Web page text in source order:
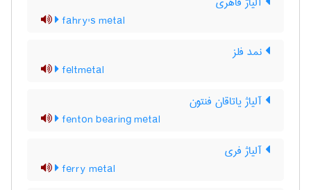
fahry's metal
نمد فلز
feltmetal
آلیاژ یاتاقان فنتون
fenton bearing metal
آلیاژ فری
ferry metal